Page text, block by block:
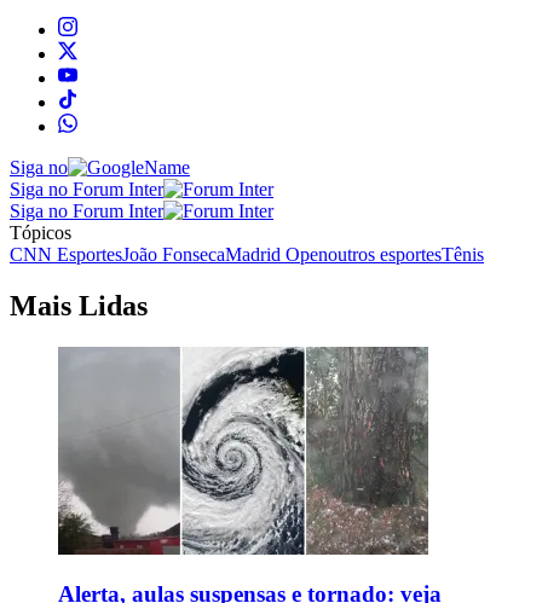
Siga no
Siga no Forum Inter
Siga no Forum Inter
Tópicos
CNN EsportesJoão FonsecaMadrid Openoutros esportesTênis
Mais Lidas
Alerta, aulas suspensas e tornado: veja